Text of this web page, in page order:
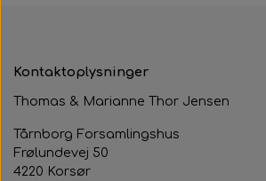
Kontaktoplysninger
Thomas & Marianne Thor Jensen
Tårnborg Forsamlingshus
Frølundevej 50
4220 Korsør